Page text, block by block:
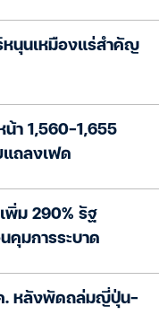
หนุนเหมืองแร่สำคัญ
า 1,560-1,655
แถลงเฟด
พิ่ม 290% รัฐ
คุมการระบาด
. หลังพัดถล่มญี่ปุ่น-